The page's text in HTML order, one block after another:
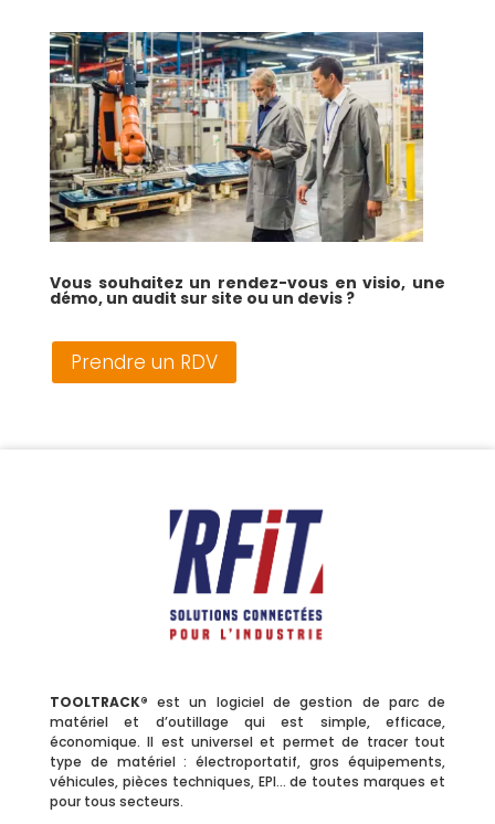
Vous souhaitez un rendez-vous en visio, une
démo, un audit sur site ou un devis ?
Prendre un RDV
TOOLTRACK® est un logiciel de gestion de parc de
matériel et d’outillage qui est simple, efficace,
économique. Il est universel et permet de tracer tout
type de matériel : électroportatif, gros équipements,
véhicules, pièces techniques, EPI… de toutes marques et
pour tous secteurs.